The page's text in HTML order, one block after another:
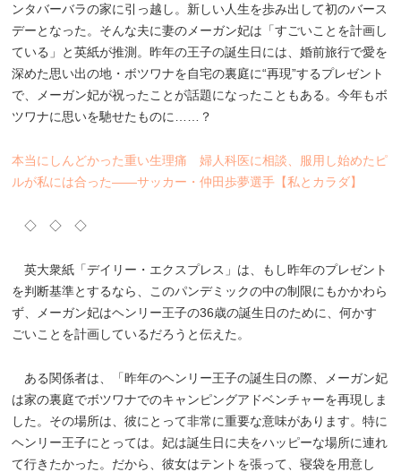
ンタバーバラの家に引っ越し。新しい人生を歩み出して初のバース
デーとなった。そんな夫に妻のメーガン妃は「すごいことを計画し
ている」と英紙が推測。昨年の王子の誕生日には、婚前旅行で愛を
深めた思い出の地・ボツワナを自宅の裏庭に“再現”するプレゼント
で、メーガン妃が祝ったことが話題になったこともある。今年もボ
ツワナに思いを馳せたものに……？
本当にしんどかった重い生理痛 婦人科医に相談、服用し始めたピ
ルが私には合った――サッカー・仲田歩夢選手【私とカラダ】
◇ ◇ ◇
英大衆紙「デイリー・エクスプレス」は、もし昨年のプレゼント
を判断基準とするなら、このパンデミックの中の制限にもかかわら
ず、メーガン妃はヘンリー王子の36歳の誕生日のために、何かす
ごいことを計画しているだろうと伝えた。
ある関係者は、「昨年のヘンリー王子の誕生日の際、メーガン妃
は家の裏庭でボツワナでのキャンピングアドベンチャーを再現しま
した。その場所は、彼にとって非常に重要な意味があります。特に
ヘンリー王子にとっては。妃は誕生日に夫をハッピーな場所に連れ
て行きたかった。だから、彼女はテントを張って、寝袋を用意し